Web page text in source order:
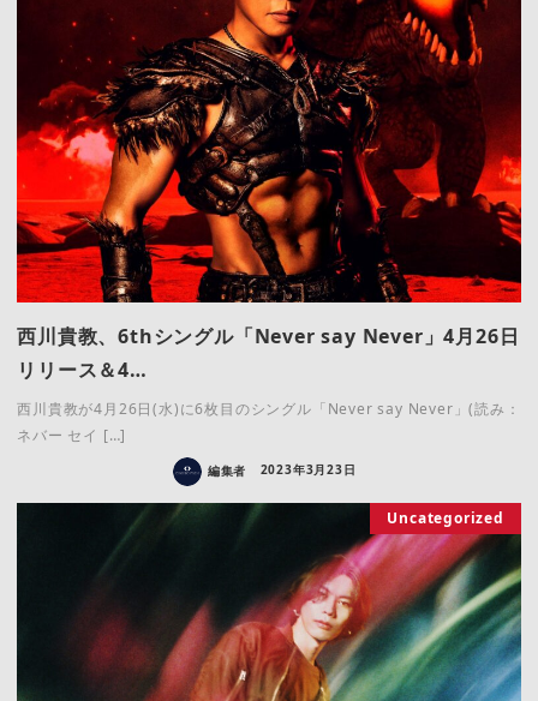
西川貴教、6thシングル「Never say Never」4月26日
リリース＆4…
西川貴教が4月26日(水)に6枚目のシングル「Never say Never」(読み：
ネバー セイ […]
編集者 2023年3月23日
Uncategorized